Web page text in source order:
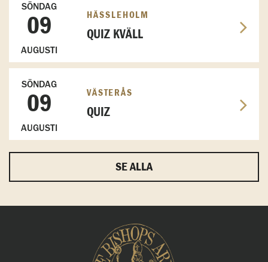
SÖNDAG
09
AUGUSTI
HÄSSLEHOLM
QUIZ KVÄLL
SÖNDAG
09
AUGUSTI
VÄSTERÅS
QUIZ
SE ALLA